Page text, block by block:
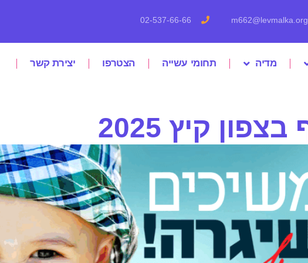
02-537-66-66
מדיה תחומי עשייה הצטרפו
יצירת קשר
קיץ 2025